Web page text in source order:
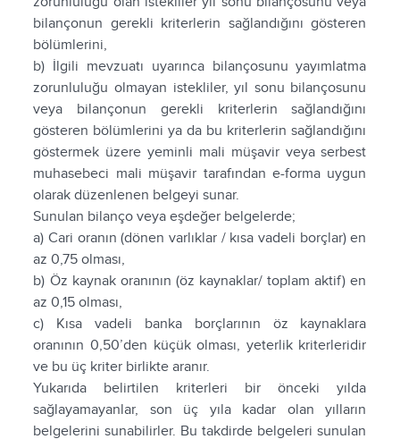
bilançonun gerekli kriterlerin sağlandığını gösteren
bölümlerini,
b) İlgili mevzuatı uyarınca bilançosunu yayımlatma
zorunluluğu olmayan istekliler, yıl sonu bilançosunu
veya bilançonun gerekli kriterlerin sağlandığını
gösteren bölümlerini ya da bu kriterlerin sağlandığını
göstermek üzere yeminli mali müşavir veya serbest
muhasebeci mali müşavir tarafından e-forma uygun
olarak düzenlenen belgeyi sunar.
Sunulan bilanço veya eşdeğer belgelerde;
a) Cari oranın (dönen varlıklar / kısa vadeli borçlar) en
az 0,75 olması,
b) Öz kaynak oranının (öz kaynaklar/ toplam aktif) en
az 0,15 olması,
c) Kısa vadeli banka borçlarının öz kaynaklara
oranının 0,50’den küçük olması, yeterlik kriterleridir
ve bu üç kriter birlikte aranır.
Yukarıda belirtilen kriterleri bir önceki yılda
sağlayamayanlar, son üç yıla kadar olan yılların
belgelerini sunabilirler. Bu takdirde belgeleri sunulan